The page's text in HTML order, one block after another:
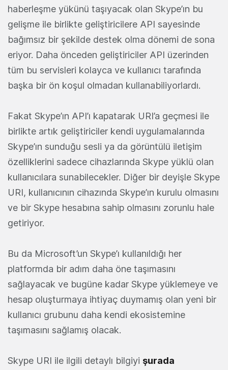
haberleşme yükünü taşıyacak olan Skype’ın bu
gelişme ile birlikte geliştiricilere API sayesinde
bağımsız bir şekilde destek olma dönemi de sona
eriyor. Daha önceden geliştiriciler API üzerinden
tüm bu servisleri kolayca ve kullanıcı tarafında
başka bir ön koşul olmadan kullanabiliyorlardı.
Fakat Skype’ın API’ı kapatarak URI’a geçmesi ile
birlikte artık geliştiriciler kendi uygulamalarında
Skype’ın sunduğu sesli ya da görüntülü iletişim
özelliklerini sadece cihazlarında Skype yüklü olan
kullanıcılara sunabilecekler. Diğer bir deyişle Skype
URI, kullanıcının cihazında Skype’ın kurulu olmasını
ve bir Skype hesabına sahip olmasını zorunlu hale
getiriyor.
Bu da Microsoft’un Skype’ı kullanıldığı her
platformda bir adım daha öne taşımasını
sağlayacak ve bugüne kadar Skype yüklemeye ve
hesap oluşturmaya ihtiyaç duymamış olan yeni bir
kullanıcı grubunu daha kendi ekosistemine
taşımasını sağlamış olacak.
Skype URI ile ilgili detaylı bilgiyi şurada